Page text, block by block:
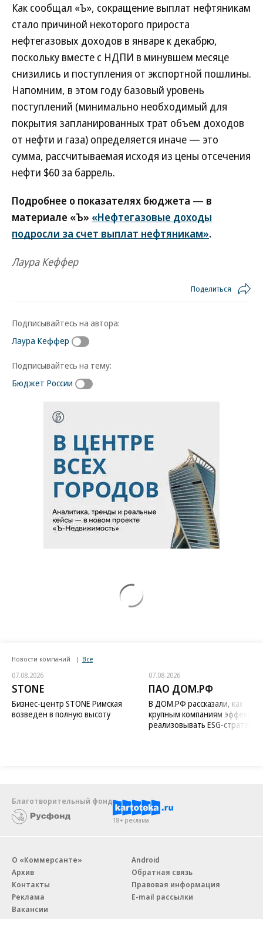
Как сообщал «Ъ», сокращение выплат нефтяникам
стало причиной некоторого прироста
нефтегазовых доходов в январе к декабрю,
поскольку вместе с НДПИ в минувшем месяце
снизились и поступления от экспортной пошлины.
Напомним, в этом году базовый уровень
поступлений (минимально необходимый для
покрытия запланированных трат объем доходов
от нефти и газа) определяется иначе — это
сумма, рассчитываемая исходя из цены отсечения
нефти $60 за баррель.
Подробнее о показателях бюджета — в
материале «Ъ» «Нефтегазовые доходы
подросли за счет выплат нефтяникам».
Лаура Кеффер
Поделиться
Подписывайтесь на автора:
Лаура Кеффер
Подписывайтесь на тему:
Бюджет России
Новости компаний Все
07.08.2026
STONE
Бизнес-центр STONE Римская
возведен в полную высоту
07.08.2026
ПАО ДОМ.РФ
В ДОМ.РФ рассказали, как
крупным компаниям
реализовывать ESG-стратегию
Благотворительный фонд
18+ реклама
О «Коммерсанте»
Архив
Контакты
Реклама
Вакансии
Android
Обратная связь
Правовая информация
E-mail рассылки